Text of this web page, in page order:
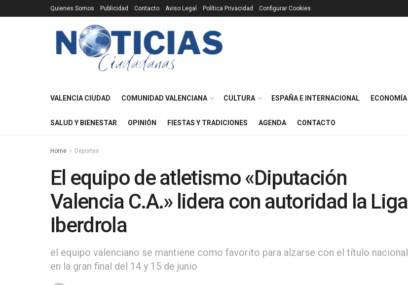
Quienes Somos Publicidad Contacto Aviso Legal Política Privacidad Configurar Cookies
VALENCIA CIUDAD COMUNIDAD VALENCIANA CULTURA ESPAÑA E INTERNACIONAL ECONOMÍA
SALUD Y BIENESTAR OPINIÓN FIESTAS Y TRADICIONES AGENDA CONTACTO
Home Deportes
El equipo de atletismo «Diputación
Valencia C.A.» lidera con autoridad la Liga
Iberdrola
el equipo valenciano se mantiene como favorito para alzarse con el título nacional
en la gran final del 14 y 15 de junio